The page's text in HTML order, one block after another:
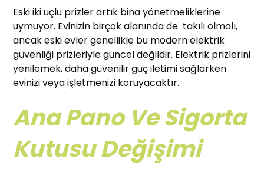
Eski iki uçlu prizler artık bina yönetmeliklerine
uymuyor. Evinizin birçok alanında de takılı olmalı,
ancak eski evler genellikle bu modern elektrik
güvenliği prizleriyle güncel değildir. Elektrik prizlerini
yenilemek, daha güvenilir güç iletimi sağlarken
evinizi veya işletmenizi koruyacaktır.
Ana Pano Ve Sigorta
Kutusu Değişimi